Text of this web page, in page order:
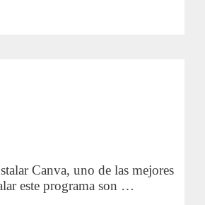
Canva, uno de las mejores
este programa son …